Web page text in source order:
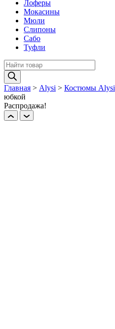
Лоферы
Мокасины
Мюли
Слипоны
Сабо
Туфли
Поиск
товаров
Главная > Alysi > Костюмы Alysi
юбкой
Распродажа!